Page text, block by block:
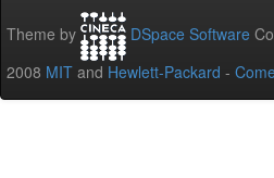
Theme by DSpace Software
2008 MIT and Hewlett-Packard -